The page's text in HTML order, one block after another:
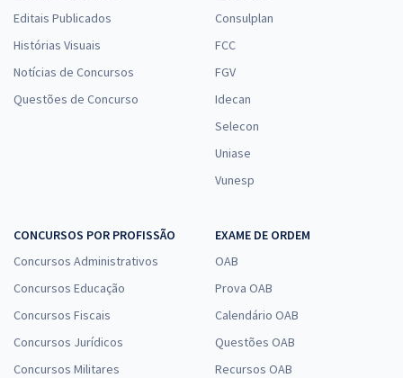
Editais Publicados
Histórias Visuais
Notícias de Concursos
Questões de Concurso
Consulplan
FCC
FGV
Idecan
Selecon
Uniase
Vunesp
CONCURSOS POR PROFISSÃO
Concursos Administrativos
Concursos Educação
Concursos Fiscais
Concursos Jurídicos
Concursos Militares
EXAME DE ORDEM
OAB
Prova OAB
Calendário OAB
Questões OAB
Recursos OAB